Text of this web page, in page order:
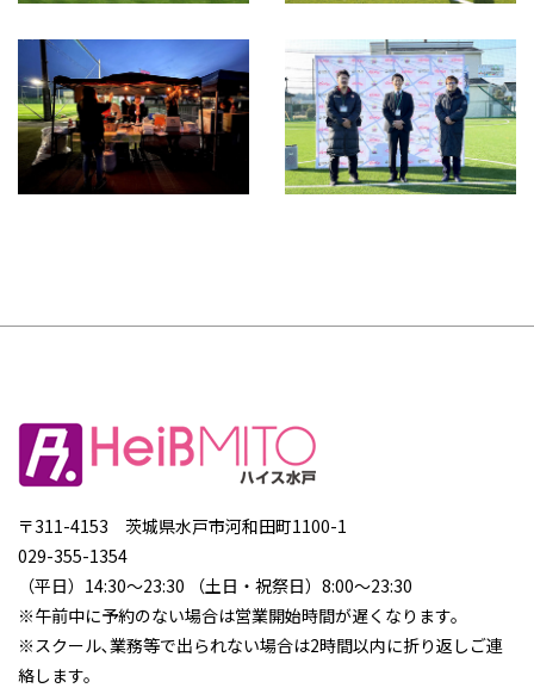
〒311-4153 茨城県水戸市河和田町1100-1
029-355-1354
（平日）14:30～23:30 （土日・祝祭日）8:00～23:30
※午前中に予約のない場合は営業開始時間が遅くなります。
※スクール､業務等で出られない場合は2時間以内に折り返しご連
絡します。